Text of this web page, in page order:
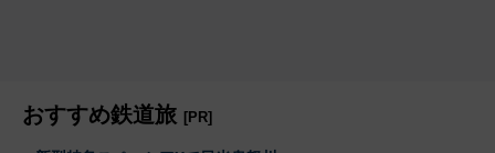
おすすめ鉄道旅 [PR]